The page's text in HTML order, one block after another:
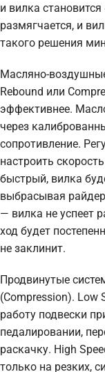
и вилка
размягчается, и
такого решения
Масляно-
Rebound или
эффективнее.
через
сопротивление.
настроить
быстрый, вилка
выбрасывая
— вилка не успеет
ход будет
не заклинит.
Продвинутые
(Compression). Low
работу подвески
педалировании,
раскачку. High
только на резких,